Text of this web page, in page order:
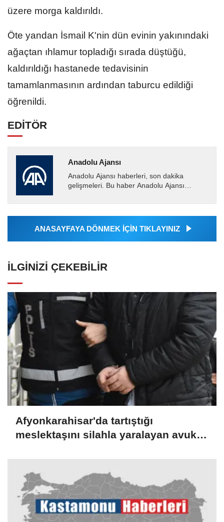
üzere morga kaldırıldı.
Öte yandan İsmail K'nin dün evinin yakınındaki
ağaçtan ıhlamur topladığı sırada düştüğü,
kaldırıldığı hastanede tedavisinin
tamamlanmasının ardından taburcu edildiği
öğrenildi.
EDİTÖR
Anadolu Ajansı
Anadolu Ajansı haberleri, son dakika
gelişmeleri. Bu haber Anadolu Ajansı
tarafından geçilen tüm...
ANASAYFAYA DÖNMEK İÇİN TIKLAYINIZ
İLGINIZI ÇEKEBILIR
Afyonkarahisar'da tartıştığı
meslektaşını silahla yaralayan avukat